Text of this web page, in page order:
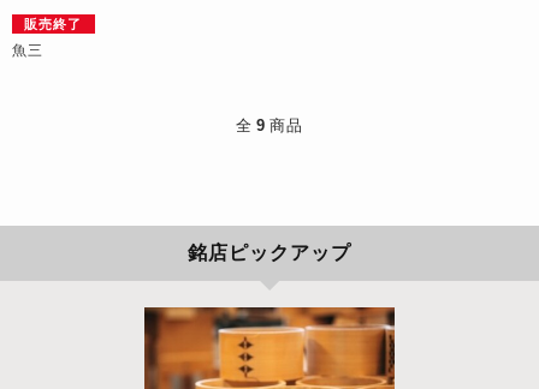
販売終了
魚三
全 9 商品
銘店ピックアップ